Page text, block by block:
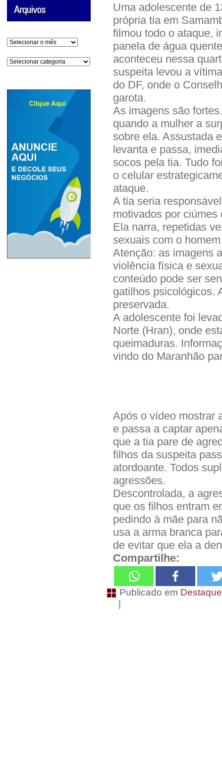
Arquivos
Categorias
Uma adolescente de
própria tia em
filmou todo o ataque,
panela de água
aconteceu nessa
suspeita levou a
do DF, onde o
garota.
As imagens são
quando a mulher a
sobre ela. Assustada
levanta e passa,
socos pela tia. Tudo
o celular
ataque.
A tia seria
motivados por
Ela narra, repetidas
sexuais com o
Atenção: as imagens
violência física e
conteúdo pode ser
gatilhos psicológicos.
preservada.
A adolescente foi
Norte (Hran), onde
queimaduras.
vindo do Maranhão
Após o vídeo mostrar
e passa a captar
que a tia pare de
filhos da suspeita
atordoante. Todos
agressões.
Descontrolada, a
que os filhos entram
pedindo à mãe para
usa a arma branca
de evitar que ela a
Compartilhe:
Publicado em
|